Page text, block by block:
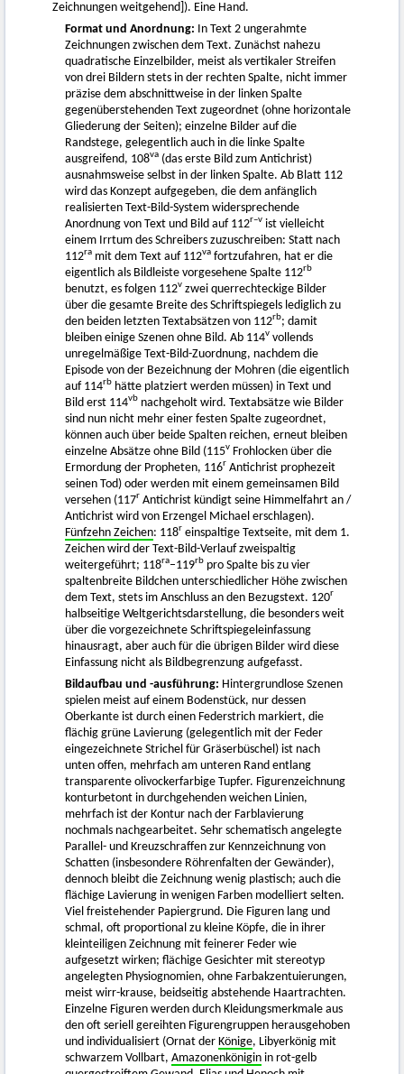
Zeichnungen weitgehend]). Eine Hand.
Format und Anordnung: In Text 2 ungerahmte
Zeichnungen zwischen dem Text. Zunächst nahezu
quadratische Einzelbilder, meist als vertikaler Streifen
von drei Bildern stets in der rechten Spalte, nicht immer
präzise dem abschnittweise in der linken Spalte
gegenüberstehenden Text zugeordnet (ohne horizontale
Gliederung der Seiten); einzelne Bilder auf die
Randstege, gelegentlich auch in die linke Spalte
ausgreifend, 108va (das erste Bild zum Antichrist)
ausnahmsweise selbst in der linken Spalte. Ab Blatt 112
wird das Konzept aufgegeben, die dem anfänglich
realisierten Text-Bild-System widersprechende
Anordnung von Text und Bild auf 112r–v ist vielleicht
einem Irrtum des Schreibers zuzuschreiben: Statt nach
112ra mit dem Text auf 112va fortzufahren, hat er die
eigentlich als Bildleiste vorgesehene Spalte 112rb
benutzt, es folgen 112v zwei querrechteckige Bilder
über die gesamte Breite des Schriftspiegels lediglich zu
den beiden letzten Textabsätzen von 112rb; damit
bleiben einige Szenen ohne Bild. Ab 114v vollends
unregelmäßige Text-Bild-Zuordnung, nachdem die
Episode von der Bezeichnung der Mohren (die eigentlich
auf 114rb hätte platziert werden müssen) in Text und
Bild erst 114vb nachgeholt wird. Textabsätze wie Bilder
sind nun nicht mehr einer festen Spalte zugeordnet,
können auch über beide Spalten reichen, erneut bleiben
einzelne Absätze ohne Bild (115v Frohlocken über die
Ermordung der Propheten, 116r Antichrist prophezeit
seinen Tod) oder werden mit einem gemeinsamen Bild
versehen (117r Antichrist kündigt seine Himmelfahrt an /
Antichrist wird von Erzengel Michael erschlagen).
Fünfzehn Zeichen: 118r einspaltige Textseite, mit dem 1.
Zeichen wird der Text-Bild-Verlauf zweispaltig
weitergeführt; 118ra–119rb pro Spalte bis zu vier
spaltenbreite Bildchen unterschiedlicher Höhe zwischen
dem Text, stets im Anschluss an den Bezugstext. 120r
halbseitige Weltgerichtsdarstellung, die besonders weit
über die vorgezeichnete Schriftspiegeleinfassung
hinausragt, aber auch für die übrigen Bilder wird diese
Einfassung nicht als Bildbegrenzung aufgefasst.
Bildaufbau und -ausführung: Hintergrundlose Szenen
spielen meist auf einem Bodenstück, nur dessen
Oberkante ist durch einen Federstrich markiert, die
flächig grüne Lavierung (gelegentlich mit der Feder
eingezeichnete Strichel für Gräserbüschel) ist nach
unten offen, mehrfach am unteren Rand entlang
transparente olivockerfarbige Tupfer. Figurenzeichnung
konturbetont in durchgehenden weichen Linien,
mehrfach ist der Kontur nach der Farblavierung
nochmals nachgearbeitet. Sehr schematisch angelegte
Parallel- und Kreuzschraffen zur Kennzeichnung von
Schatten (insbesondere Röhrenfalten der Gewänder),
dennoch bleibt die Zeichnung wenig plastisch; auch die
flächige Lavierung in wenigen Farben modelliert selten.
Viel freistehender Papiergrund. Die Figuren lang und
schmal, oft proportional zu kleine Köpfe, die in ihrer
kleinteiligen Zeichnung mit feinerer Feder wie
aufgesetzt wirken; flächige Gesichter mit stereotyp
angelegten Physiognomien, ohne Farbakzentuierungen,
meist wirr-krause, beidseitig abstehende Haartrachten.
Einzelne Figuren werden durch Kleidungsmerkmale aus
den oft seriell gereihten Figurengruppen herausgehoben
und individualisiert (Ornat der Könige, Libyerkönig mit
schwarzem Vollbart, Amazonenkönigin in rot-gelb